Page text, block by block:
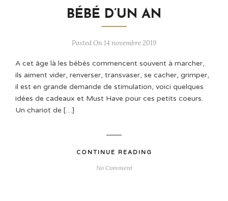
BÉBÉ D’UN AN
Posted On 14 novembre 2019
A cet âge là les bébés commencent souvent à marcher,
ils aiment vider, renverser, transvaser, se cacher, grimper,
il est en grande demande de stimulation, voici quelques
idées de cadeaux et Must Have pour ces petits coeurs.
Un chariot de […]
CONTINUE READING
No Comment